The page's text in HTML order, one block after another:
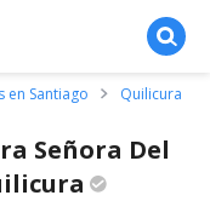
de colegios
en Santiago Quilicura
Señora Del